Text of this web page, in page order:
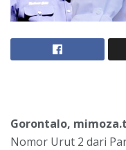
Gorontalo,
Nomor Urut 2 dari